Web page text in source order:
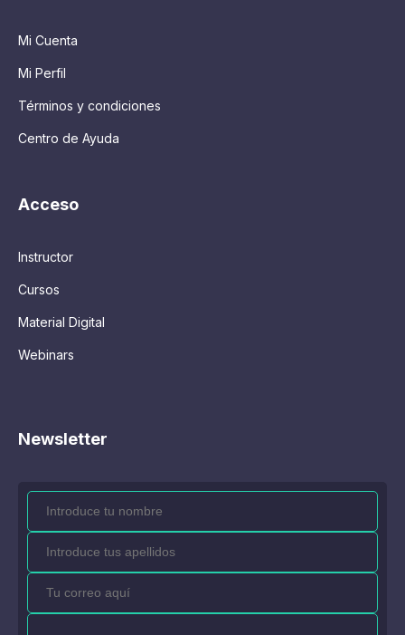
Mi Cuenta
Mi Perfil
Términos y condiciones
Centro de Ayuda
Acceso
Instructor
Cursos
Material Digital
Webinars
Newsletter